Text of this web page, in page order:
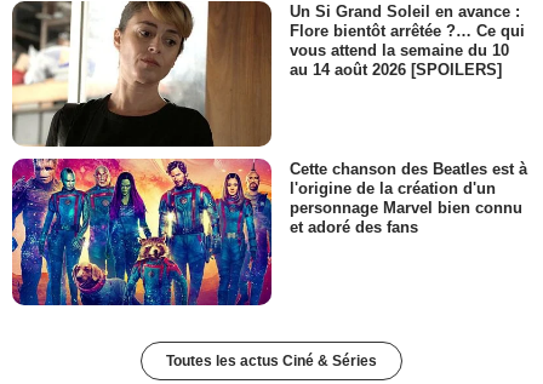
Un Si Grand Soleil en avance :
Flore bientôt arrêtée ?… Ce qui
vous attend la semaine du 10
au 14 août 2026 [SPOILERS]
Cette chanson des Beatles est à
l'origine de la création d'un
personnage Marvel bien connu
et adoré des fans
Toutes les actus Ciné & Séries